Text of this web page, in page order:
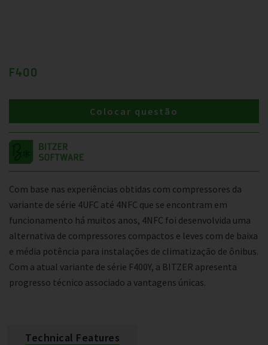
F400
Com base nas experiências obtidas com compressores da
variante de série 4UFC até 4NFC que se encontram em
funcionamento há muitos anos, 4NFC foi desenvolvida uma
alternativa de compressores compactos e leves com de baixa
e média potência para instalações de climatização de ônibus.
Com a atual variante de série F400Y, a BITZER apresenta
progresso técnico associado a vantagens únicas.
Colocar questão
Technical Features